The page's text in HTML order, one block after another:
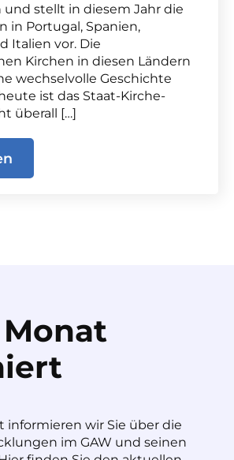
und stellt in diesem Jahr die
in Portugal, Spanien,
Italien vor. Die
Kirchen in diesen Ländern
wechselvolle Geschichte
ist das Staat-Kirche-
überall […]
informieren wir Sie über die
im GAW und seinen